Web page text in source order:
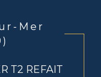
Mer
T2 REFAIT